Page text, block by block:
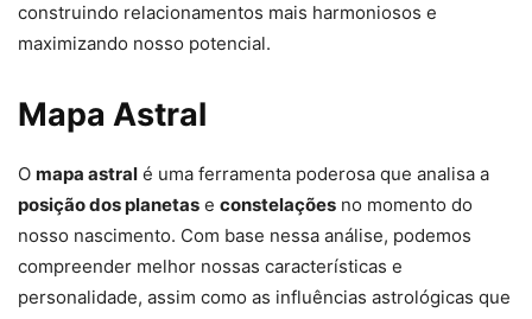
construindo relacionamentos mais harmoniosos e
maximizando nosso potencial.
Mapa Astral
O mapa astral é uma ferramenta poderosa que analisa a
posição dos planetas e constelações no momento do
nosso nascimento. Com base nessa análise, podemos
compreender melhor nossas características e
personalidade, assim como as influências astrológicas que